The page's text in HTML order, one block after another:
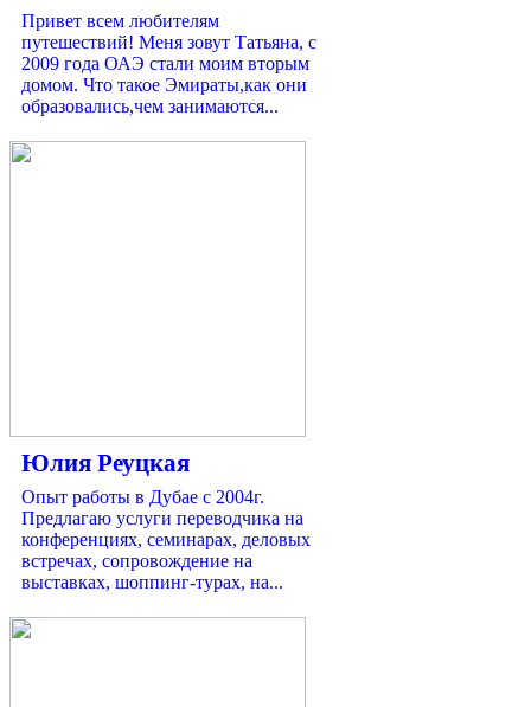
Привет всем любителям
путешествий! Меня зовут Татьяна, с
2009 года ОАЭ стали моим вторым
домом. Что такое Эмираты,как они
образовались,чем занимаются...
Юлия Реуцкая
Опыт работы в Дубае с 2004г.
Предлагаю услуги переводчика на
конференциях, семинарах, деловых
встречах, сопровождение на
выставках, шоппинг-турах, на...